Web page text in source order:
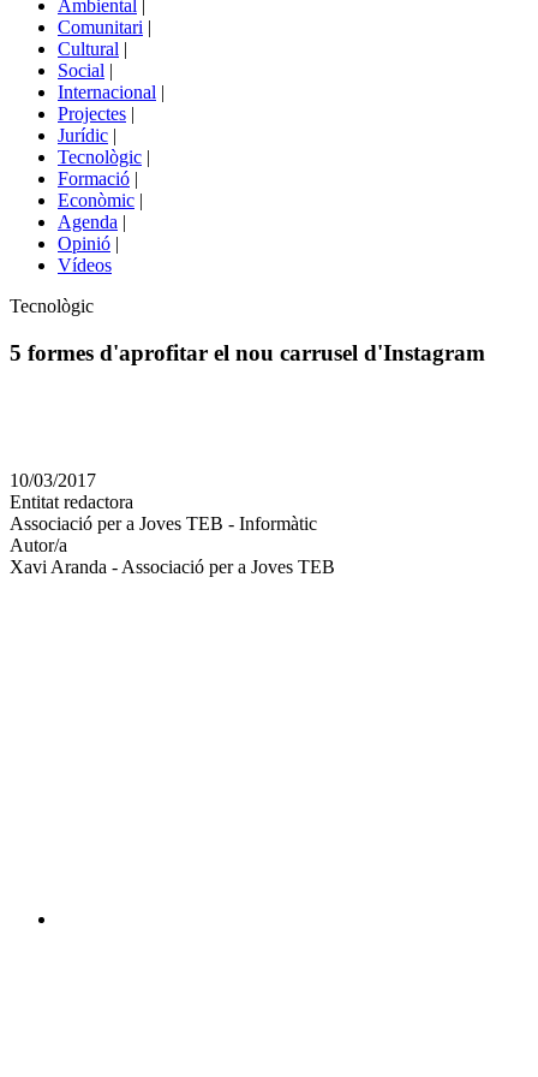
portals
Ambiental
Comunitari |
Cultural |
Social |
Internacional |
Projectes |
Jurídic |
Tecnològic |
Formació |
Econòmic |
Agenda |
Opinió |
Vídeos
Àmbit
la
Tecnològic
5 formes d'aprofitar el nou carrusel d'Instagram
en
altres
xarxes
socials
10/03/2017
Entitat redactora
Associació per a Joves TEB - Informàtic
Autor/a
Xavi Aranda - Associació per a Joves TEB